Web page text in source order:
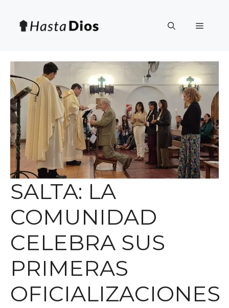
contenido
Menú
SALTA: LA
COMUNIDAD
CELEBRA SUS
PRIMERAS
OFICIALIZACIONES